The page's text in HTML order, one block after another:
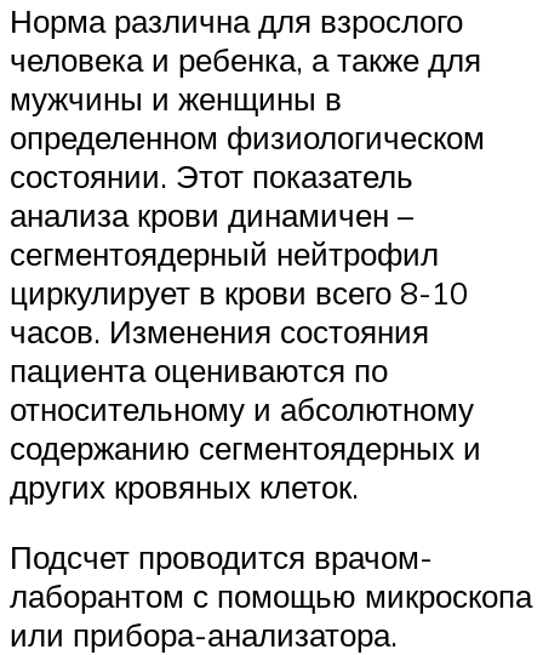
Норма различна для взрослого
человека и ребенка, а также для
мужчины и женщины в
определенном физиологическом
состоянии. Этот показатель
анализа крови динамичен –
сегментоядерный нейтрофил
циркулирует в крови всего 8-10
часов. Изменения состояния
пациента оцениваются по
относительному и абсолютному
содержанию сегментоядерных и
других кровяных клеток.
Подсчет проводится врачом-
лаборантом с помощью микроскопа
или прибора-анализатора.